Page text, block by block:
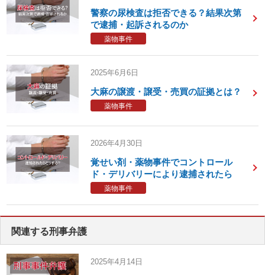
警察の尿検査は拒否できる？結果次第
で逮捕・起訴されるのか
薬物事件
2025年6月6日
大麻の譲渡・譲受・売買の証拠とは？
薬物事件
2026年4月30日
覚せい剤・薬物事件でコントロール
ド・デリバリーにより逮捕されたら
薬物事件
関連する刑事弁護
2025年4月14日